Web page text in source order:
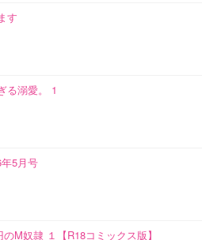
す
る溺愛。 1
5月号
M奴隷 １【R18コミックス版】